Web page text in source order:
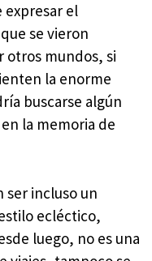
expresar el
se vieron
otros mundos, si
la enorme
buscarse algún
la memoria de
ser incluso un
ecléctico,
luego, no es una